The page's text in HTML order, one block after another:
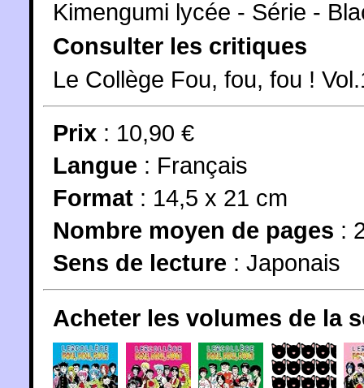
Kimengumi lycée - Série -
Consulter les critiques
Le Collège Fou, fou, fou !
Prix : 10,90 €
Langue : Français
Format : 14,5 x 21 cm
Nombre moyen de pages :
Sens de lecture : Japonais
Acheter les volumes de la